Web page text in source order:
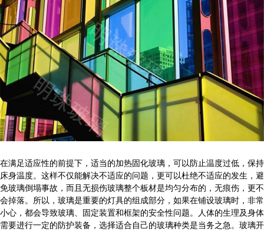
在满足适应性的前提下，适当的加热固化玻璃，可以防止温度过低，保持
床身温度。这样不仅能解决不适应的问题，更可以杜绝不适应的发生，避
免玻璃倒塌事故，而且无损伤玻璃整个板材是均匀分布的，无痕伤，更不
会掉落。所以，玻璃是重要的灯具的组成部分，如果在铺设玻璃时，非常
小心，都会导致玻璃、固定装置和框架的安全性问题。人体的生理及身体
需要进行一定的防护装备，选择适合自己的玻璃种类是当务之急。玻璃开